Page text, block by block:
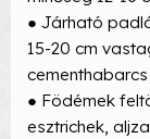
● Járható
15-20 cm
● Födémek
esztrichek,